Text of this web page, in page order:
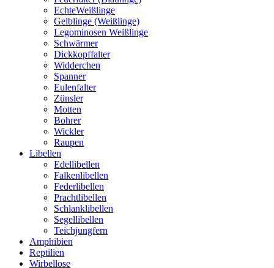
EchteWeißlinge
Gelblinge (Weißlinge)
Legominosen Weißlinge
Schwärmer
Dickkopffalter
Widderchen
Spanner
Eulenfalter
Zünsler
Motten
Bohrer
Wickler
Raupen
Libellen
Edellibellen
Falkenlibellen
Federlibellen
Prachtlibellen
Schlanklibellen
Segellibellen
Teichjungfern
Amphibien
Reptilien
Wirbellose